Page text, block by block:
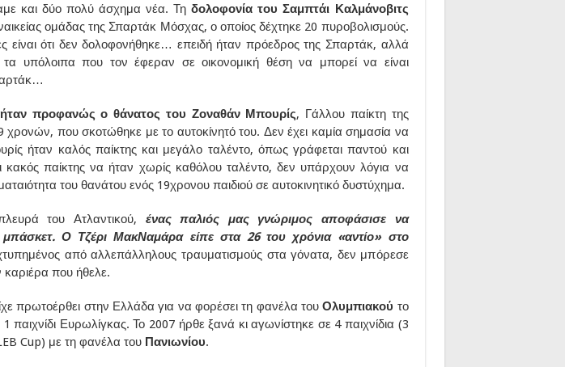
και δύο πολύ άσχημα νέα. Τηδολοφονία του Σαμπτάι Καλμάνοβιτς
ομάδας της Σπαρτάκ Μόσχας, ο οποίος δέχτηκε 20 πυροβολισμούς.
είναι ότι δεν δολοφονήθηκε… επειδή ήταν πρόεδρος της Σπαρτάκ, αλλά
υπόλοιπα που τον έφεραν σε οικονομική θέση να μπορεί να είναι
ήταν προφανώς ο θάνατος του Ζοναθάν Μπουρίς, Γάλλου παίκτη της
χρονών, που σκοτώθηκε με το αυτοκίνητό του. Δεν έχει καμία σημασία να
ήταν καλός παίκτης και μεγάλο ταλέντο, όπως γράφεται παντού και
κακός παίκτης να ήταν χωρίς καθόλου ταλέντο, δεν υπάρχουν λόγια να
του θανάτου ενός 19χρονου παιδιού σε αυτοκινητικό δυστύχημα.
του Ατλαντικού, ένας παλιός μας γνώριμος αποφάσισε να
μπάσκετ. Ο Τζέρι ΜακΝαμάρα είπε στα 26 του χρόνια «αντίο» στο
από αλλεπάλληλους τραυματισμούς στα γόνατα, δεν μπόρεσε
καριέρα που ήθελε.
πρωτοέρθει στην Ελλάδα για να φορέσει τη φανέλα τουΟλυμπιακού το
1 παιχνίδι Ευρωλίγκας. Το 2007 ήρθε ξανά κι αγωνίστηκε σε 4 παιχνίδια (3
Cup) με τη φανέλα του Πανιωνίου.